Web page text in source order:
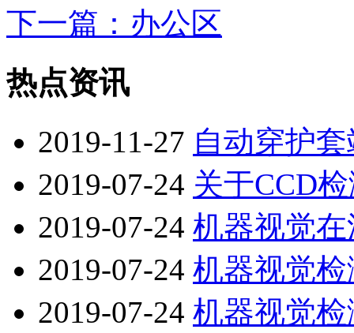
下一篇 ：办公区
热点资讯
2019-11-27 自动穿护
2019-07-24 关于CCD
2019-07-24 机器视觉
2019-07-24 机器视觉
2019-07-24 机器视觉